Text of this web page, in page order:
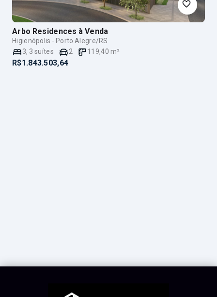
Arbo Residences à Venda
Higienópolis - Porto Alegre/RS
3, 3 suítes 2 119,40 m²
R$1.843.503,64